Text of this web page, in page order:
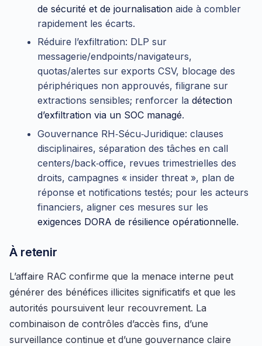
de sécurité et de journalisation aide à combler
rapidement les écarts.
Réduire l’exfiltration: DLP sur
messagerie/endpoints/navigateurs,
quotas/alertes sur exports CSV, blocage des
périphériques non approuvés, filigrane sur
extractions sensibles; renforcer la détection
d’exfiltration via un SOC managé.
Gouvernance RH‑Sécu‑Juridique: clauses
disciplinaires, séparation des tâches en call
centers/back‑office, revues trimestrielles des
droits, campagnes « insider threat », plan de
réponse et notifications testés; pour les acteurs
financiers, aligner ces mesures sur les
exigences DORA de résilience opérationnelle.
À retenir
L’affaire RAC confirme que la menace interne peut
générer des bénéfices illicites significatifs et que les
autorités poursuivent leur recouvrement. La
combinaison de contrôles d’accès fins, d’une
surveillance continue et d’une gouvernance claire